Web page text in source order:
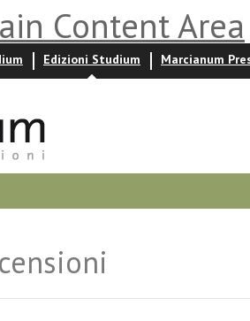
Content Area
Edizioni Studium Marcianum